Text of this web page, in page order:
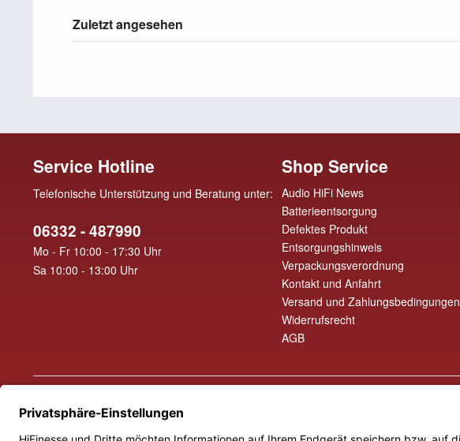
Zuletzt angesehen
Service Hotline
Telefonische Unterstützung und Beratung unter:
06332 - 487990
Mo - Fr 10:00 - 17:30 Uhr
Sa 10:00 - 13:00 Uhr
Shop Service
Audio HiFi News
Batterieentsorgung
Defektes Produkt
Entsorgungshinweis
Verpackungsverordnung
Kontakt und Anfahrt
Versand und Zahlungsbedingungen
Widerrufsrecht
AGB